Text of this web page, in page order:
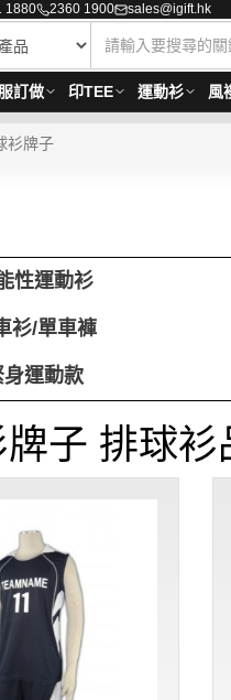
1880 2360 1900 sales@igift.hk
訂做 印TEE 運動衫 風
衫牌子
性運動衫
衫/單車褲
身運動款
子 排球